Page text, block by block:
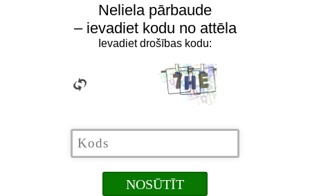
Neliela pārbaude
– ievadiet kodu no attēla
Ievadiet drošības kodu: